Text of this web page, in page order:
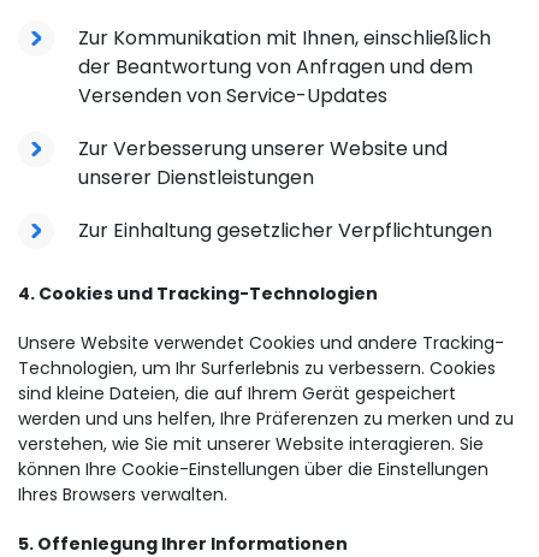
Zur Kommunikation mit Ihnen, einschließlich
der Beantwortung von Anfragen und dem
Versenden von Service-Updates
Zur Verbesserung unserer Website und
unserer Dienstleistungen
Zur Einhaltung gesetzlicher Verpflichtungen
4. Cookies und Tracking-Technologien
Unsere Website verwendet Cookies und andere Tracking-
Technologien, um Ihr Surferlebnis zu verbessern. Cookies
sind kleine Dateien, die auf Ihrem Gerät gespeichert
werden und uns helfen, Ihre Präferenzen zu merken und zu
verstehen, wie Sie mit unserer Website interagieren. Sie
können Ihre Cookie-Einstellungen über die Einstellungen
Ihres Browsers verwalten.
5. Offenlegung Ihrer Informationen